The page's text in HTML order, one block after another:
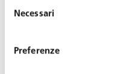
delNecessari
Preferenze
un’organizzazione